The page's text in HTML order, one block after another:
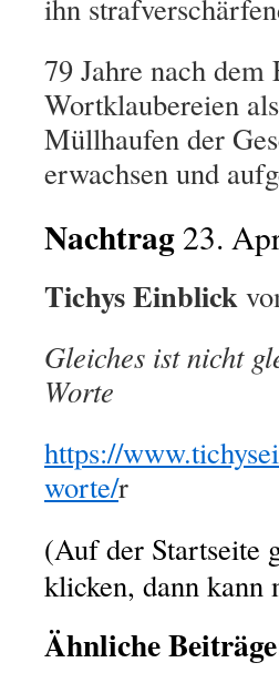
ihn
79 Jahre nach
Wortklaubereien
Müllhaufen der
erwachsen und
Nachtrag 23.
Tichys Einblick
Gleiches ist nicht
Worte
https://
worte/r
(Auf der Startseite
klicken, dann kann
Ähnliche